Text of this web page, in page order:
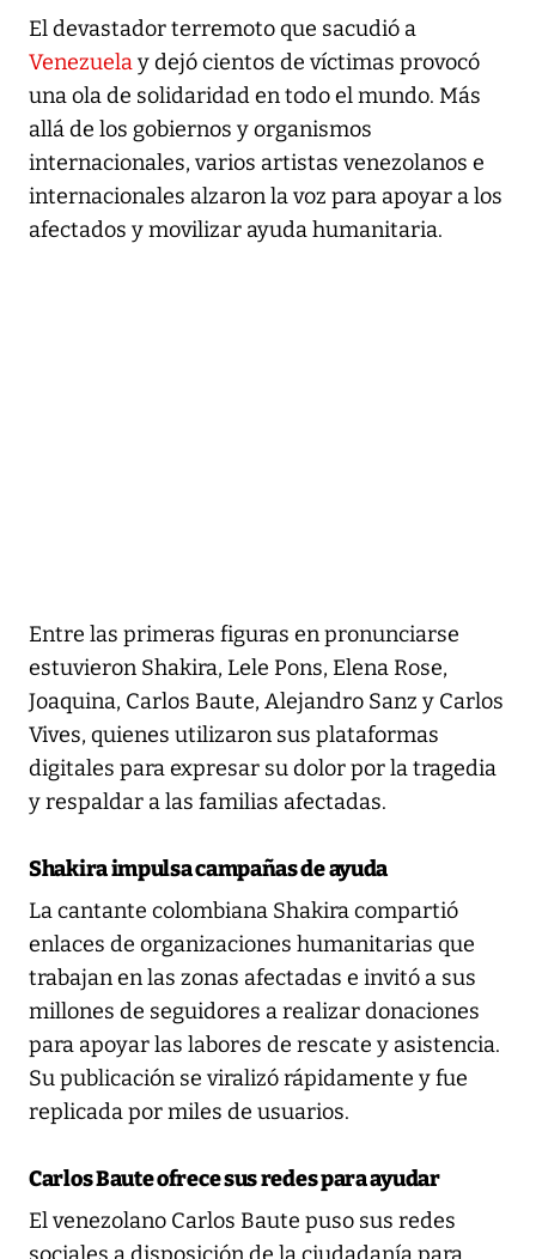
El devastador terremoto que sacudió a
Venezuelay dejó cientos de víctimas provocó
una ola de solidaridad en todo el mundo. Más
allá de los gobiernos y organismos
internacionales, varios artistas venezolanos e
internacionales alzaron la voz para apoyar a los
afectados y movilizar ayuda humanitaria.
Entre las primeras figuras en pronunciarse
estuvieron Shakira, Lele Pons, Elena Rose,
Joaquina, Carlos Baute, Alejandro Sanz y Carlos
Vives, quienes utilizaron sus plataformas
digitales para expresar su dolor por la tragedia
y respaldar a las familias afectadas.
Shakira impulsa campañas de ayuda
La cantante colombiana Shakira compartió
enlaces de organizaciones humanitarias que
trabajan en las zonas afectadas e invitó a sus
millones de seguidores a realizar donaciones
para apoyar las labores de rescate y asistencia.
Su publicación se viralizó rápidamente y fue
replicada por miles de usuarios.
Carlos Baute ofrece sus redes para ayudar
El venezolano Carlos Baute puso sus redes
sociales a disposición de la ciudadanía para